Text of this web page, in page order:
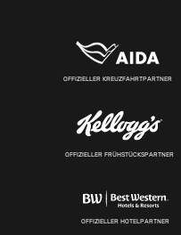
OFFIZIELLER KREUZFAHRTPARTNER
OFFIZIELLER FRÜHSTÜCKSPARTNER
OFFIZIELLER HOTELPARTNER